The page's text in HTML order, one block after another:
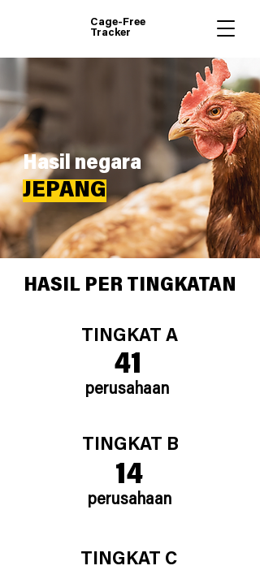
Cage-Free
Tracker
Hasil negara
JEPANG
HASIL PER TINGKATAN
41
perusahaan
TINGKAT A
14
perusahaan
TINGKAT B
TINGKAT C